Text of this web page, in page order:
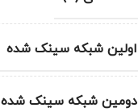
اولین شبکه سینک شده
دومین شبکه سینک شده